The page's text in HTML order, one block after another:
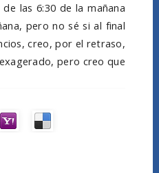
las 6:30 de la mañana
pero no sé si al final
creo, por el retraso,
pero creo que